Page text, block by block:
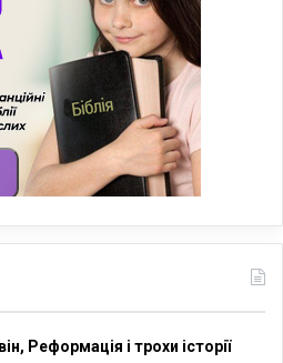
Реформація і трохи історії